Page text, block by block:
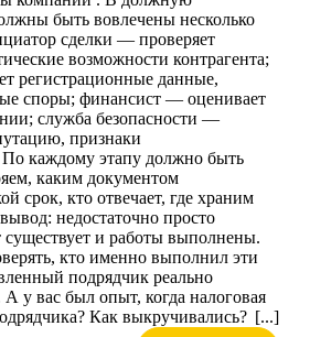
быть вовлечены несколько
сделки — проверяет
возможности контрагента;
регистрационные данные,
споры; финансист — оценивает
служба безопасности —
признаки
каждому этапу должно быть
каким документом
срок, кто отвечает, где храним
недостаточно просто
существует и работы выполнены.
кто именно выполнил эти
подрядчик реально
у вас был опыт, когда налоговая
Как выкручивались? [...]